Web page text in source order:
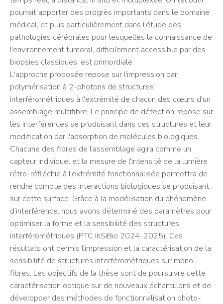
pourrait apporter des progrès importants dans le domaine
médical, et plus particulièrement dans l'étude des
pathologies cérébrales pour lesquelles la connaissance de
l'environnement tumoral, difficilement accessible par des
biopsies classiques, est primordiale.
L'approche proposée repose sur l'impression par
polymérisation à 2-photons de structures
interférométriques à l'extrémité de chacun des cœurs d'un
assemblage multifibre. Le principe de détection repose sur
les interférences se produisant dans ces structures et leur
modification par l'adsorption de molécules biologiques.
Chacune des fibres de l’assemblage agira comme un
capteur individuel et la mesure de l'intensité de la lumière
rétro-réfléchie à l'extrémité fonctionnalisée permettra de
rendre compte des interactions biologiques se produisant
sur cette surface. Grâce à la modélisation du phénomène
d’interférence, nous avons déterminé des paramètres pour
optimiser la forme et la sensibilité des structures
interférométriques (PTC InSiBio 2024-2025). Ces
résultats ont permis l'impression et la caractérisation de la
sensibilité de structures interférométriques sur mono-
fibres. Les objectifs de la thèse sont de poursuivre cette
caractérisation optique sur de nouveaux échantillons et de
développer des méthodes de fonctionnalisation photo-